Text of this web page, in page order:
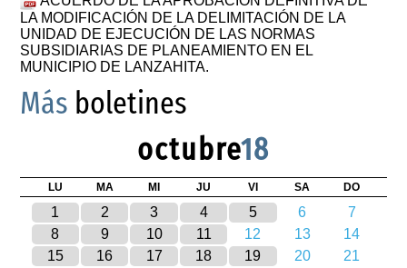
LA MODIFICACIÓN DE LA DELIMITACIÓN DE LA
UNIDAD DE EJECUCIÓN DE LAS NORMAS
SUBSIDIARIAS DE PLANEAMIENTO EN EL
MUNICIPIO DE LANZAHITA.
Más boletines
octubre18
LU MA MI JU VI SA DO
1 2 3 4 5 6
7
8
9 10 11 12 13
14
15
16 17 18 19 20
21